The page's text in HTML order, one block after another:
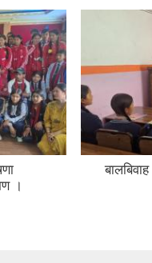
।